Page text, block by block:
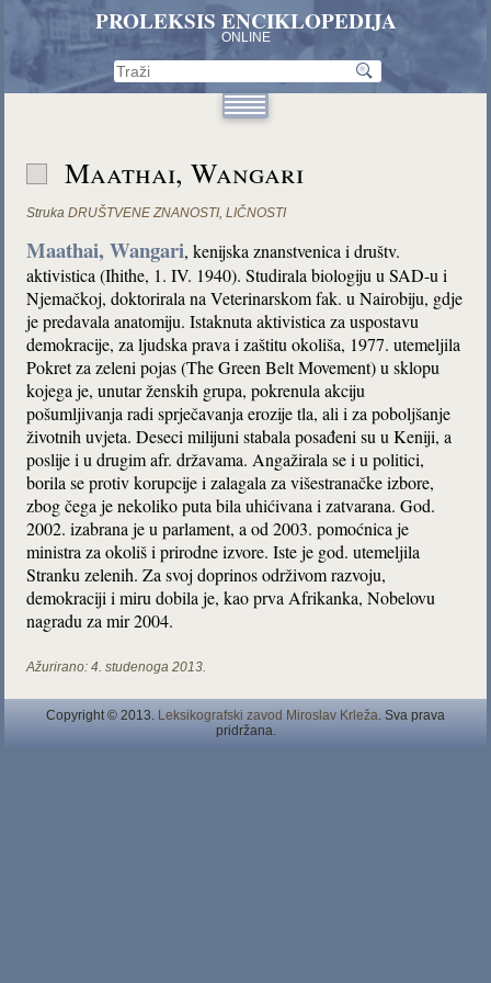
PROLEKSIS ENCIKLOPEDIJA
ONLINE
Maathai, Wangari
Struka DRUŠTVENE ZNANOSTI,LIČNOSTI
Maathai, Wangari, kenijska znanstvenica i društv.
aktivistica (Ihithe, 1. IV. 1940). Studirala biologiju u SAD-u i
Njemačkoj, doktorirala na Veterinarskom fak. u Nairobiju, gdje
je predavala anatomiju. Istaknuta aktivistica za uspostavu
demokracije, za ljudska prava i zaštitu okoliša, 1977. utemeljila
Pokret za zeleni pojas (The Green Belt Movement) u sklopu
kojega je, unutar ženskih grupa, pokrenula akciju
pošumljivanja radi sprječavanja erozije tla, ali i za poboljšanje
životnih uvjeta. Deseci milijuni stabala posađeni su u Keniji, a
poslije i u drugim afr. državama. Angažirala se i u politici,
borila se protiv korupcije i zalagala za višestranačke izbore,
zbog čega je nekoliko puta bila uhićivana i zatvarana. God.
2002. izabrana je u parlament, a od 2003. pomoćnica je
ministra za okoliš i prirodne izvore. Iste je god. utemeljila
Stranku zelenih. Za svoj doprinos održivom razvoju,
demokraciji i miru dobila je, kao prva Afrikanka, Nobelovu
nagradu za mir 2004.
Ažurirano: 4. studenoga 2013.
Copyright © 2013. Leksikografski zavod Miroslav Krleža. Sva prava
pridržana.